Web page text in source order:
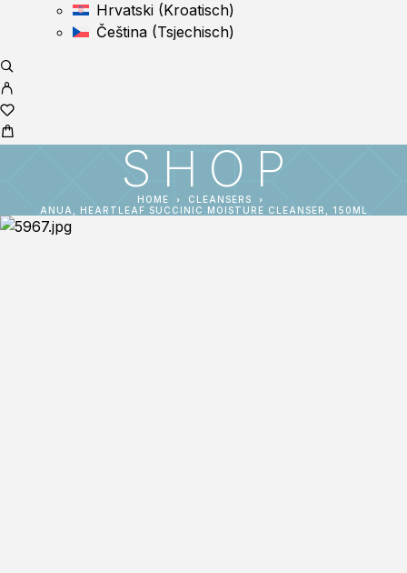
Hrvatski (Kroatisch)
Čeština (Tsjechisch)
SHOP
HOME
CLEANSERS
ANUA, HEARTLEAF SUCCINIC MOISTURE CLEANSER, 150ML